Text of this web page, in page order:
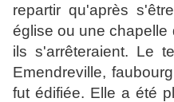
repartir qu'après
église ou une chapelle
ils s'arrêteraient. Le
Emendreville,
fut édifiée. Elle a été